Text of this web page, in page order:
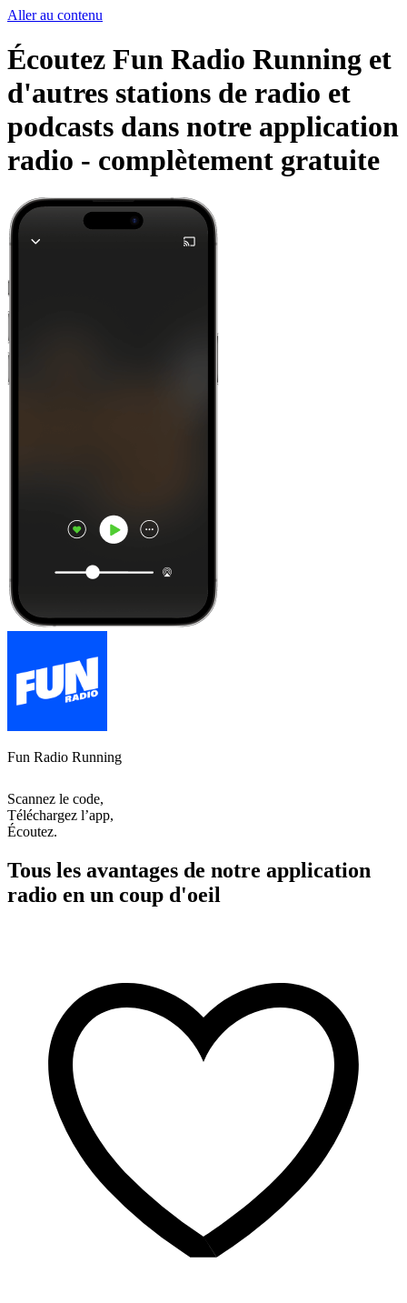
Aller au contenu
Écoutez Fun Radio Running et
d'autres stations de radio et
podcasts dans notre application
radio - complètement gratuite
Fun Radio Running
Scannez le code,
Téléchargez l’app,
Écoutez.
Tous les avantages de notre application
radio en un coup d'oeil